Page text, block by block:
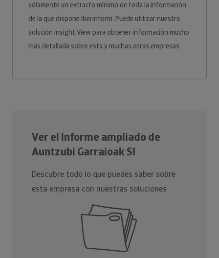
sólamente un extracto mínimo de toda la información
de la que dispone Iberinform. Puede utilizar nuestra
solución Insight View para obtener información mucho
más detallada sobre esta y muchas otras empresas.
Ver el Informe ampliado de
Auntzubi Garraioak Sl
Descubre todo lo que puedes saber sobre
esta empresa con nuestras soluciones